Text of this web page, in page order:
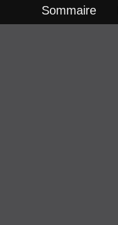
Sommaire